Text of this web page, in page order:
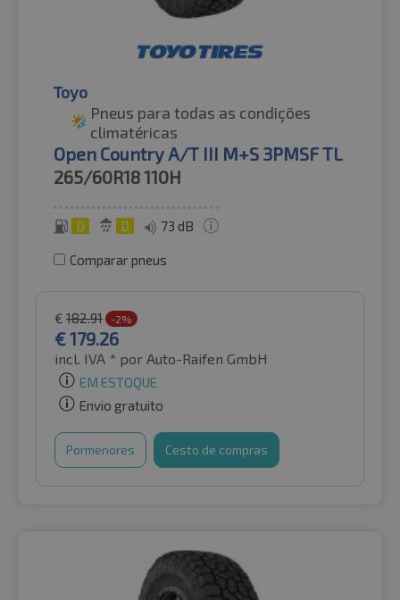
Toyo
Pneus para todas as condições
climatéricas
Open Country A/T III M+S 3PMSF TL
265/60R18110H
D D 73 dB
Comparar pneus
€ 182.91 -2%
€179.26
incl. IVA * por Auto-Raifen GmbH
EM ESTOQUE
Envio gratuito
Pormenores Cesto de compras